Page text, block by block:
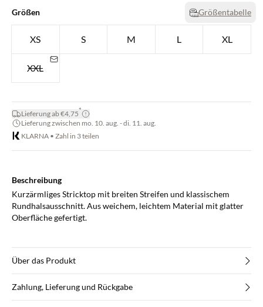
Größen Größentabelle
XS S M L XL
XXL
Lieferung ab €4,75*
Lieferung zwischen mo. 10. aug. - di. 11. aug.
KLARNA • Zahl in 3 teilen
Beschreibung
Kurzärmliges Stricktop mit breiten Streifen und klassischem
Rundhalsausschnitt. Aus weichem, leichtem Material mit glatter
Oberfläche gefertigt.
Über das Produkt
Zahlung, Lieferung und Rückgabe